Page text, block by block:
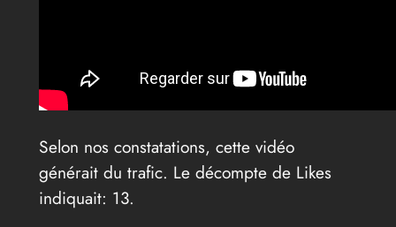
Selon nos constatations, cette vidéo
générait du trafic. Le décompte de Likes
indiquait: 13.